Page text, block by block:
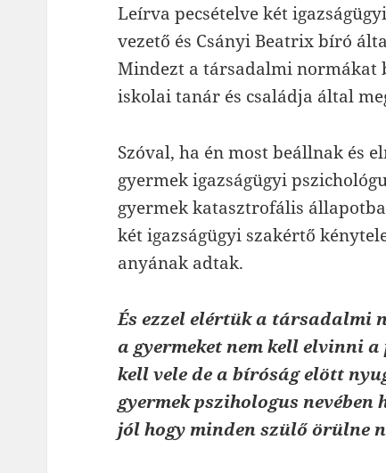
Leírva pecsételve két
vezető és Csányi Beatrix bíró
Mindezt a társadalmi normákat
iskolai tanár és családja által
Szóval, ha én most beállnak és
gyermek igazságügyi
gyermek katasztrofális
két igazságügyi szakértő
anyának adtak.
És ezzel elértük a társadalmi
a gyermeket nem kell elvinni
kell vele de a bíróság elött
gyermek pszihologus
jól hogy minden szülő örülne